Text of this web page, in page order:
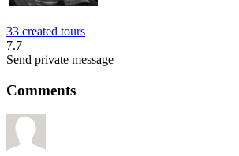
33 created tours
7.7
Send private message
Comments